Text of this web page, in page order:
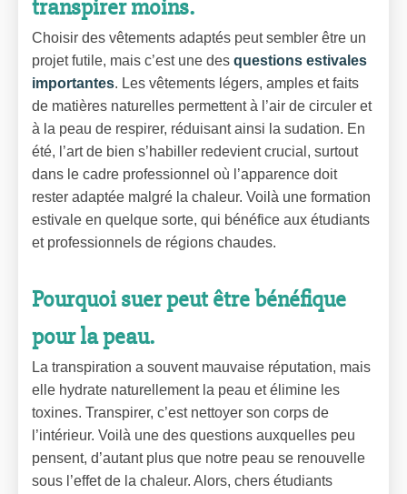
transpirer moins.
Choisir des vêtements adaptés peut sembler être un
projet futile, mais c’est une des questions estivales
importantes. Les vêtements légers, amples et faits
de matières naturelles permettent à l’air de circuler et
à la peau de respirer, réduisant ainsi la sudation. En
été, l’art de bien s’habiller redevient crucial, surtout
dans le cadre professionnel où l’apparence doit
rester adaptée malgré la chaleur. Voilà une formation
estivale en quelque sorte, qui bénéfice aux étudiants
et professionnels de régions chaudes.
Pourquoi suer peut être bénéfique
pour la peau.
La transpiration a souvent mauvaise réputation, mais
elle hydrate naturellement la peau et élimine les
toxines. Transpirer, c’est nettoyer son corps de
l’intérieur. Voilà une des questions auxquelles peu
pensent, d’autant plus que notre peau se renouvelle
sous l’effet de la chaleur. Alors, chers étudiants